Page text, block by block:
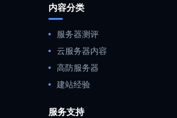
内容分类
服务器测评
云服务器内容
高防服务器
建站经验
服务支持